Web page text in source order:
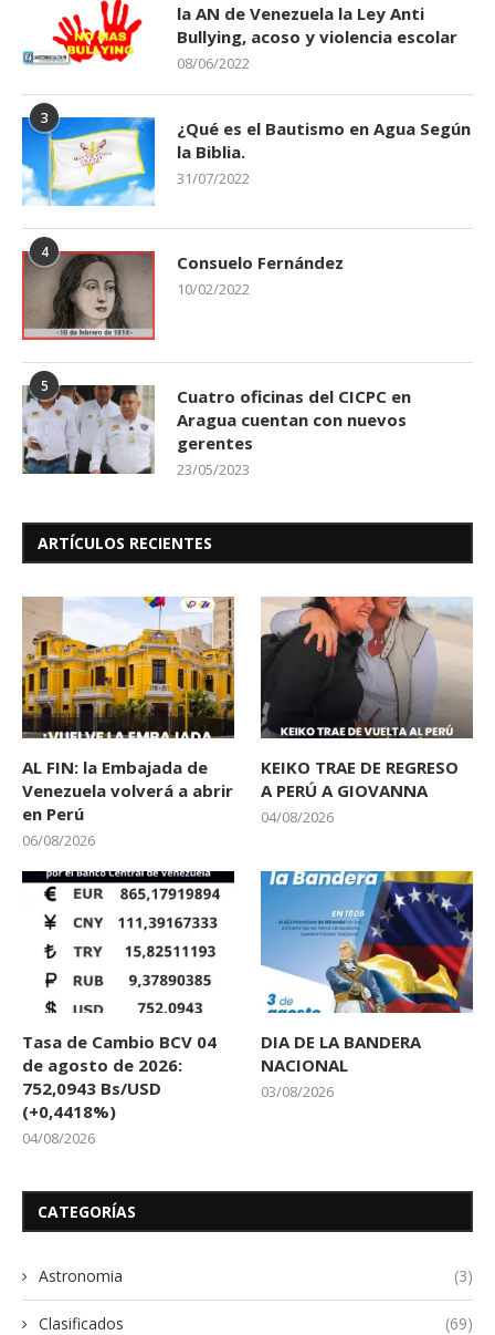
la AN de Venezuela la Ley Anti
Bullying, acoso y violencia escolar
08/06/2022
3
¿Qué es el Bautismo en Agua Según
la Biblia.
31/07/2022
4 Consuelo Fernández
10/02/2022
5
Cuatro oficinas del CICPC en
Aragua cuentan con nuevos
gerentes
23/05/2023
ARTÍCULOS RECIENTES
AL FIN: la Embajada de
Venezuela volverá a abrir
en Perú
06/08/2026
KEIKO TRAE DE REGRESO
A PERÚ A GIOVANNA
04/08/2026
Tasa de Cambio BCV 04
de agosto de 2026:
752,0943 Bs/USD
(+0,4418%)
04/08/2026
DIA DE LA BANDERA
NACIONAL
03/08/2026
CATEGORÍAS
Astronomia (3)
Clasificados (69)